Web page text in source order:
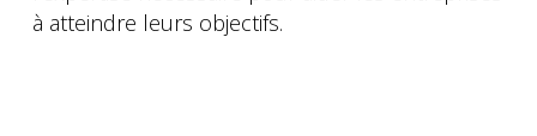
à atteindre leurs objectifs.